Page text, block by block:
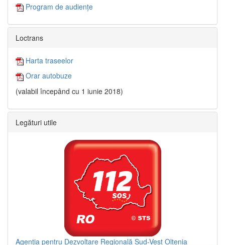
Program de audiențe
Loctrans
Harta traseelor
Orar autobuze
(valabil începând cu 1 iunie 2018)
Legături utile
Agenția pentru Dezvoltare Regională Sud-Vest Oltenia